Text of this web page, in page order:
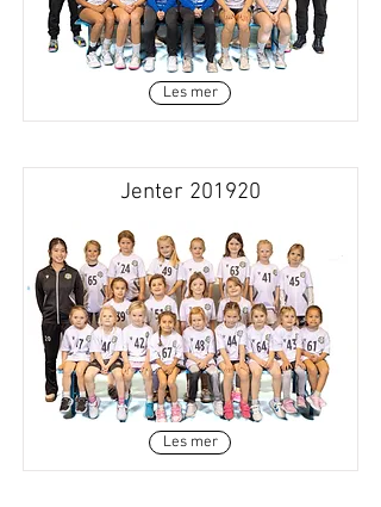
Les mer
Jenter 201920
Les mer